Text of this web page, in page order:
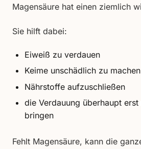
Magensäure hat einen ziemlich
Sie hilft dabei:
Eiweiß zu verdauen
Keime unschädlich zu machen
Nährstoffe aufzuschließen
die Verdauung überhaupt
bringen
Fehlt Magensäure, kann die